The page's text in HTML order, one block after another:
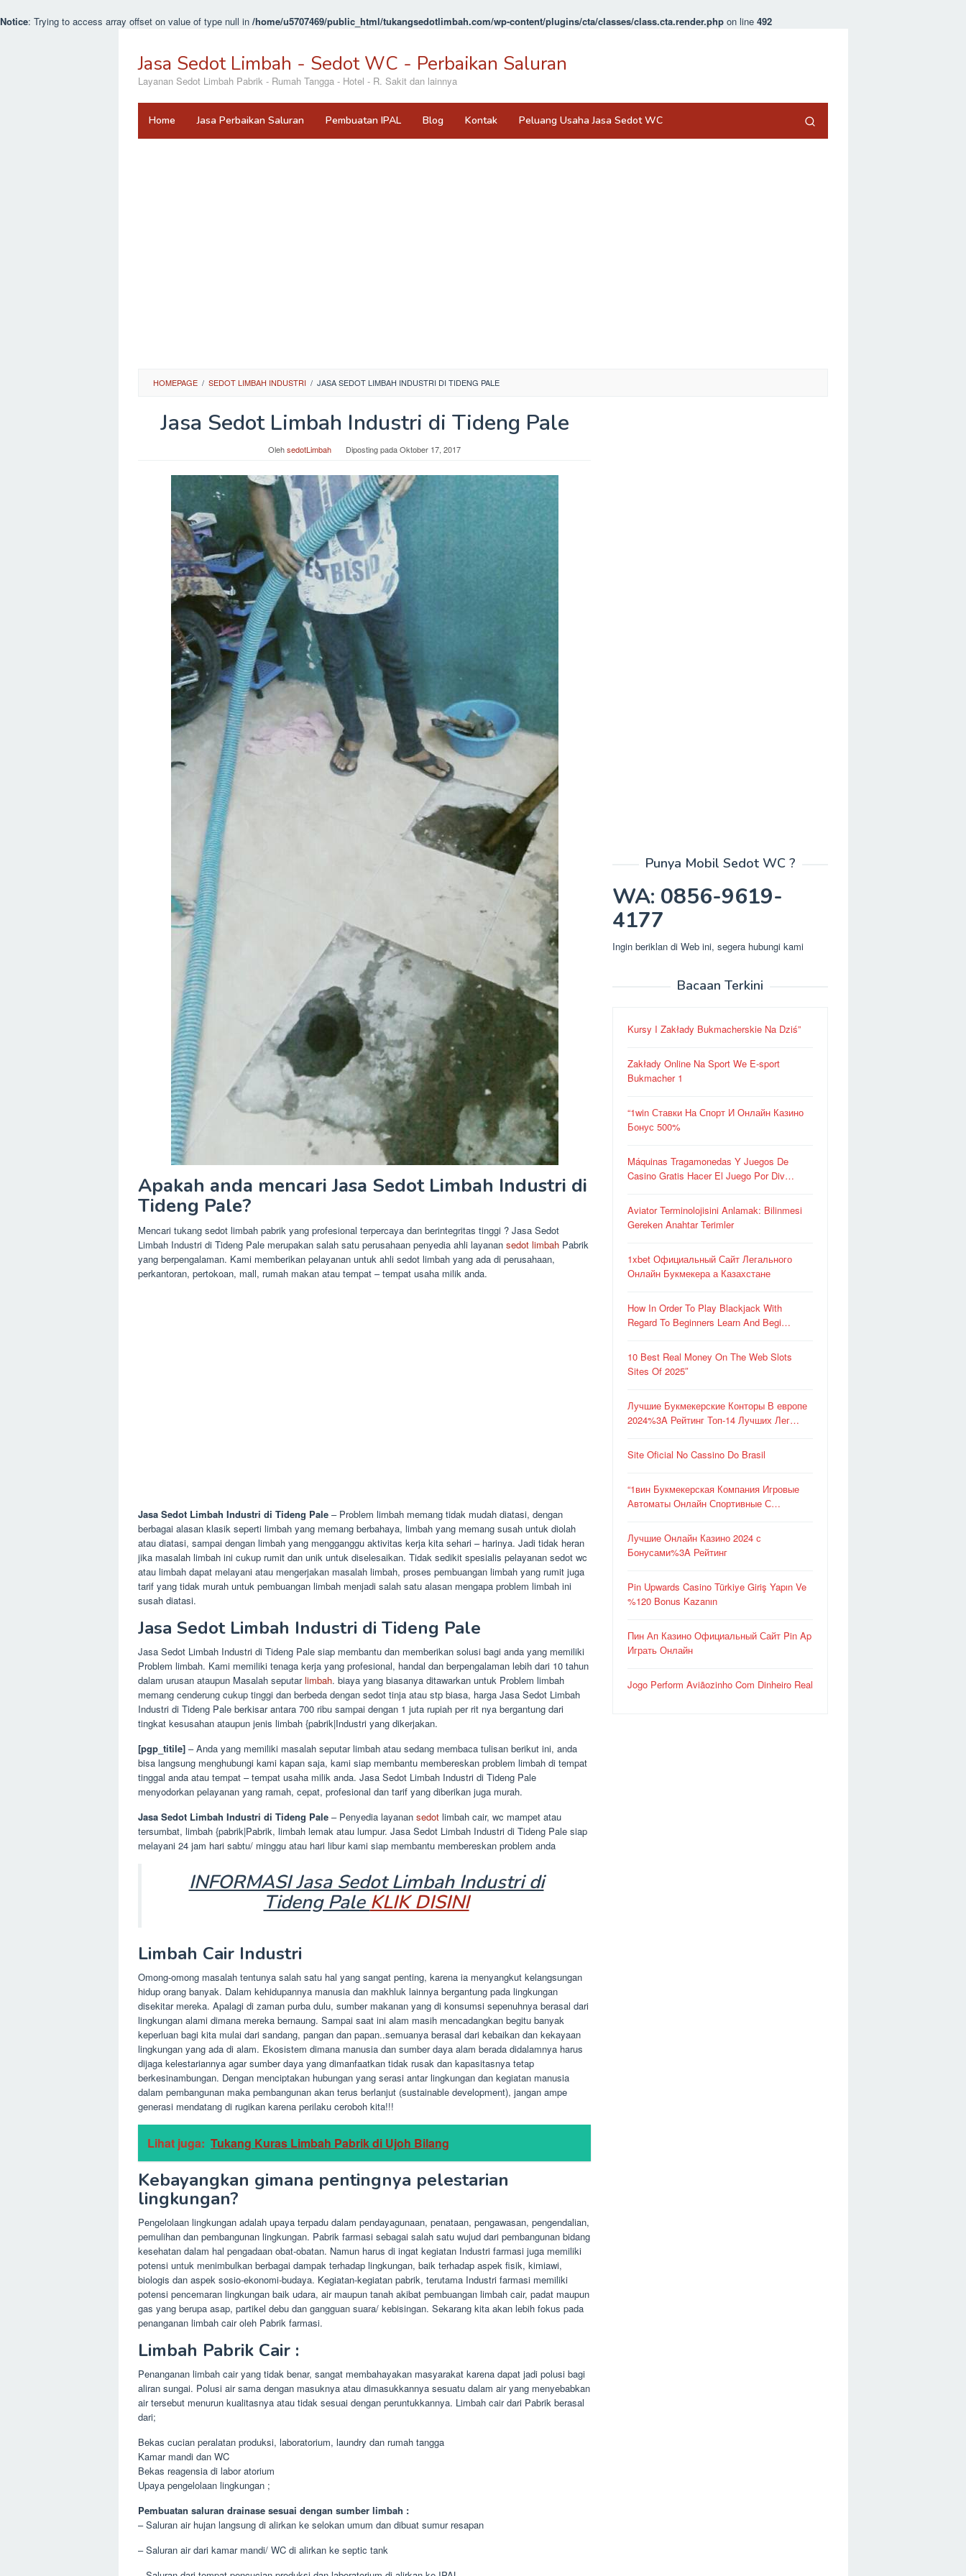
Notice: Trying to access array offset on value of type null in /home/u5707469/public_html/tukangsedotlimbah.com/wp-content/plugins/cta/classes/class.cta.render.php on line 492
kontenJasa Sedot Limbah - Sedot WC - Perbaikan Saluran
Layanan Sedot Limbah Pabrik - Rumah Tangga - Hotel - R. Sakit dan lainnya
Home Jasa Perbaikan Saluran Pembuatan IPAL Blog Kontak Peluang Usaha Jasa Sedot WC
HOMEPAGE / SEDOT LIMBAH INDUSTRI / JASA SEDOT LIMBAH INDUSTRI DI TIDENG PALE
Jasa Sedot Limbah Industri di Tideng Pale
OlehsedotLimbah Diposting padaOktober 17, 2017
Apakah anda mencari Jasa Sedot Limbah Industri di
Tideng Pale?
Mencari tukang sedot limbah pabrik yang profesional terpercaya dan berintegritas tinggi ? Jasa Sedot
Limbah Industri di Tideng Pale merupakan salah satu perusahaan penyedia ahli layanan sedot limbah Pabrik
yang berpengalaman. Kami memberikan pelayanan untuk ahli sedot limbah yang ada di perusahaan,
perkantoran, pertokoan, mall, rumah makan atau tempat – tempat usaha milik anda.
Jasa Sedot Limbah Industri di Tideng Pale – Problem limbah memang tidak mudah diatasi, dengan
berbagai alasan klasik seperti limbah yang memang berbahaya, limbah yang memang susah untuk diolah
atau diatasi, sampai dengan limbah yang mengganggu aktivitas kerja kita sehari – harinya. Jadi tidak heran
jika masalah limbah ini cukup rumit dan unik untuk diselesaikan. Tidak sedikit spesialis pelayanan sedot wc
atau limbah dapat melayani atau mengerjakan masalah limbah, proses pembuangan limbah yang rumit juga
tarif yang tidak murah untuk pembuangan limbah menjadi salah satu alasan mengapa problem limbah ini
susah diatasi.
Jasa Sedot Limbah Industri di Tideng Pale
Jasa Sedot Limbah Industri di Tideng Pale siap membantu dan memberikan solusi bagi anda yang memiliki
Problem limbah. Kami memiliki tenaga kerja yang profesional, handal dan berpengalaman lebih dari 10 tahun
dalam urusan ataupun Masalah seputarlimbah. biaya yang biasanya ditawarkan untuk Problem limbah
memang cenderung cukup tinggi dan berbeda dengan sedot tinja atau stp biasa, harga Jasa Sedot Limbah
Industri di Tideng Pale berkisar antara 700 ribu sampai dengan 1 juta rupiah per rit nya bergantung dari
tingkat kesusahan ataupun jenis limbah {pabrik|Industri yang dikerjakan.
[pgp_titile] – Anda yang memiliki masalah seputar limbah atau sedang membaca tulisan berikut ini, anda
bisa langsung menghubungi kami kapan saja, kami siap membantu membereskan problem limbah di tempat
tinggal anda atau tempat – tempat usaha milik anda. Jasa Sedot Limbah Industri di Tideng Pale
menyodorkan pelayanan yang ramah, cepat, profesional dan tarif yang diberikan juga murah.
Jasa Sedot Limbah Industri di Tideng Pale – Penyedia layanan sedot limbah cair, wc mampet atau
tersumbat, limbah {pabrik|Pabrik, limbah lemak atau lumpur. Jasa Sedot Limbah Industri di Tideng Pale siap
melayani 24 jam hari sabtu/ minggu atau hari libur kami siap membantu membereskan problem anda
INFORMASI Jasa Sedot Limbah Industri di
Tideng Pale KLIK DISINI
Limbah Cair Industri
Omong-omong masalah tentunya salah satu hal yang sangat penting, karena ia menyangkut kelangsungan
hidup orang banyak. Dalam kehidupannya manusia dan makhluk lainnya bergantung pada lingkungan
disekitar mereka. Apalagi di zaman purba dulu, sumber makanan yang di konsumsi sepenuhnya berasal dari
lingkungan alami dimana mereka bernaung. Sampai saat ini alam masih mencadangkan begitu banyak
keperluan bagi kita mulai dari sandang, pangan dan papan..semuanya berasal dari kebaikan dan kekayaan
lingkungan yang ada di alam. Ekosistem dimana manusia dan sumber daya alam berada didalamnya harus
dijaga kelestariannya agar sumber daya yang dimanfaatkan tidak rusak dan kapasitasnya tetap
berkesinambungan. Dengan menciptakan hubungan yang serasi antar lingkungan dan kegiatan manusia
dalam pembangunan maka pembangunan akan terus berlanjut (sustainable development), jangan ampe
generasi mendatang di rugikan karena perilaku ceroboh kita!!!
Lihat juga: Tukang Kuras Limbah Pabrik di Ujoh Bilang
Kebayangkan gimana pentingnya pelestarian
lingkungan?
Pengelolaan lingkungan adalah upaya terpadu dalam pendayagunaan, penataan, pengawasan, pengendalian,
pemulihan dan pembangunan lingkungan. Pabrik farmasi sebagai salah satu wujud dari pembangunan bidang
kesehatan dalam hal pengadaan obat-obatan. Namun harus di ingat kegiatan Industri farmasi juga memiliki
potensi untuk menimbulkan berbagai dampak terhadap lingkungan, baik terhadap aspek fisik, kimiawi,
biologis dan aspek sosio-ekonomi-budaya. Kegiatan-kegiatan pabrik, terutama Industri farmasi memiliki
potensi pencemaran lingkungan baik udara, air maupun tanah akibat pembuangan limbah cair, padat maupun
gas yang berupa asap, partikel debu dan gangguan suara/ kebisingan. Sekarang kita akan lebih fokus pada
penanganan limbah cair oleh Pabrik farmasi.
Limbah Pabrik Cair :
Penanganan limbah cair yang tidak benar, sangat membahayakan masyarakat karena dapat jadi polusi bagi
aliran sungai. Polusi air sama dengan masuknya atau dimasukkannya sesuatu dalam air yang menyebabkan
air tersebut menurun kualitasnya atau tidak sesuai dengan peruntukkannya. Limbah cair dari Pabrik berasal
dari;
Bekas cucian peralatan produksi, laboratorium, laundry dan rumah tangga
Kamar mandi dan WC
Bekas reagensia di labor atorium
Upaya pengelolaan lingkungan ;
Pembuatan saluran drainase sesuai dengan sumber limbah :
– Saluran air hujan langsung di alirkan ke selokan umum dan dibuat sumur resapan
– Saluran air dari kamar mandi/ WC di alirkan ke septic tank
Punya Mobil Sedot WC ?
WA: 0856-9619-
4177
Ingin beriklan di Web ini, segera hubungi kami
Bacaan Terkini
Kursy I Zakłady Bukmacherskie Na Dziś”
Zakłady Online Na Sport We E-sport
Bukmacher 1
“1win Ставки На Спорт И Онлайн Казино
Бонус 500%
Máquinas Tragamonedas Y Juegos De
Casino Gratis Hacer El Juego Por Div…
Aviator Terminolojisini Anlamak: Bilinmesi
Gereken Anahtar Terimler
1xbet Официальный Сайт Легального
Онлайн Букмекера а Казахстане
How In Order To Play Blackjack With
Regard To Beginners Learn And Begi…
10 Best Real Money On The Web Slots
Sites Of 2025″
Лучшие Букмекерские Конторы В европе
2024%3A Рейтинг Топ-14 Лучших Лег…
Site Oficial No Cassino Do Brasil
“1вин Букмекерская Компания Игровые
Автоматы Онлайн Спортивные С…
Лучшие Онлайн Казино 2024 с
Бонусами%3A Рейтинг
Pin Upwards Casino Türkiye Giriş Yapın Ve
%120 Bonus Kazanın
Пин Ап Казино Официальный Сайт Pin Ap
Играть Онлайн
Jogo Perform Aviãozinho Com Dinheiro Real